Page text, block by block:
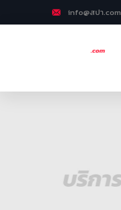
info@สปา.com